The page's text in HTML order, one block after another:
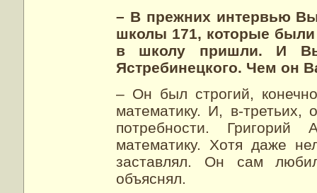
– В прежних интервью
школы 171, которые были
в школу пришли. И Вы
Ястребинецкого. Чем он
– Он был строгий,
математику. И, в-третьих,
потребности. Григорий
математику. Хотя даже
заставлял. Он сам
объяснял.